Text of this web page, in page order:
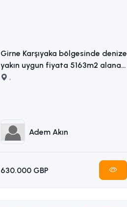
Girne Karşıyaka bölgesinde denize
yakın uygun fiyata 5163m2 alana
sahip satılık arazi İLETİŞİM ADEM
,
Adem Akın
630.000 GBP